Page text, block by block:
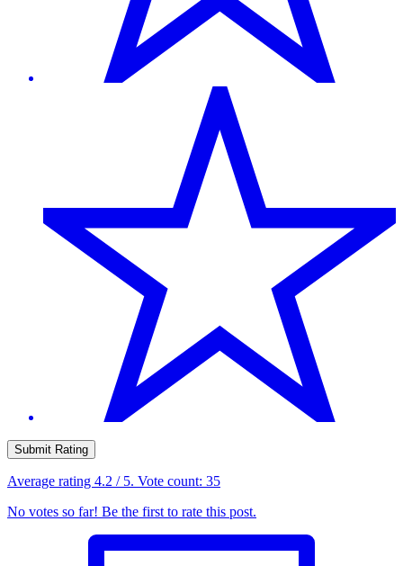
Submit Rating
Average rating 4.2 / 5. Vote count: 35
No votes so far! Be the first to rate this post.